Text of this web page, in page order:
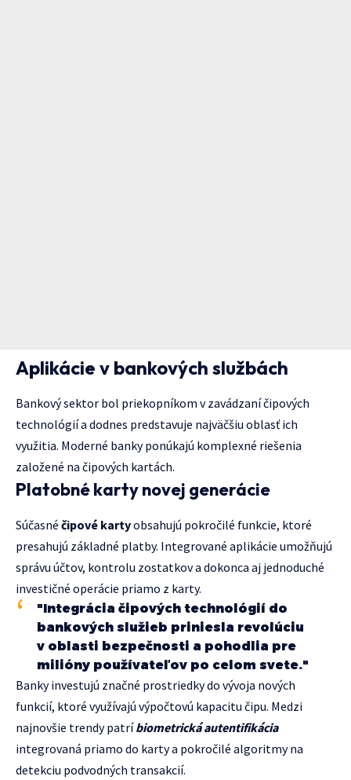
Aplikácie v bankových službách
Bankový sektor bol priekopníkom v zavádzaní čipových
technológií a dodnes predstavuje najväčšiu oblasť ich
využitia. Moderné banky ponúkajú komplexné riešenia
založené na čipových kartách.
Platobné karty novej generácie
Súčasné čipové kartyobsahujú pokročilé funkcie, ktoré
presahujú základné platby. Integrované aplikácie umožňujú
správu účtov, kontrolu zostatkov a dokonca aj jednoduché
investičné operácie priamo z karty.
"Integrácia čipových technológií do
bankových služieb priniesla revolúciu
v oblasti bezpečnosti a pohodlia pre
milióny používateľov po celom svete."
Banky investujú značné prostriedky do vývoja nových
funkcií, ktoré využívajú výpočtovú kapacitu čipu. Medzi
najnovšie trendy patríbiometrická autentifikácia
integrovaná priamo do karty a pokročilé algoritmy na
detekciu podvodných transakcií.